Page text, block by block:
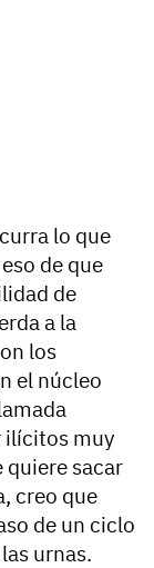
lo que
de que
de
a la
los
el núcleo
ilícitos muy
quiere sacar
creo que
de un ciclo
urnas.